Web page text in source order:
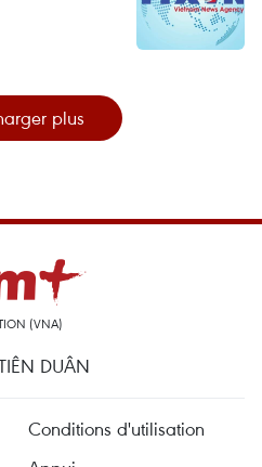
plus
(VNA)
DUÂN
Conditions d'utilisation